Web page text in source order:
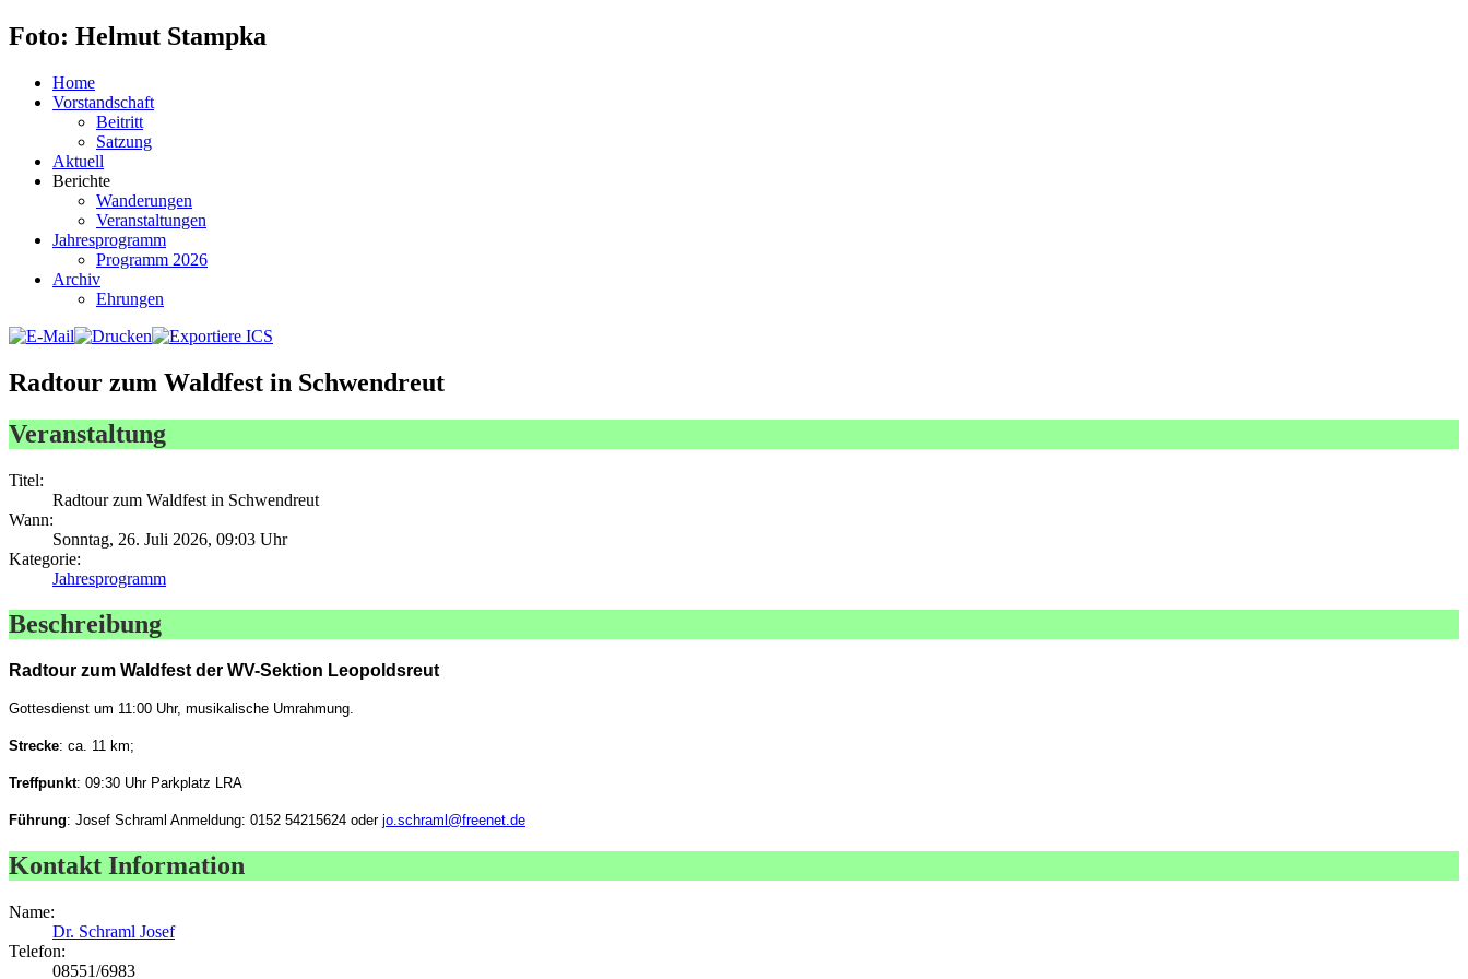
Foto: Helmut Stampka
Home
Vorstandschaft
Beitritt
Satzung
Aktuell
Berichte
Wanderungen
Veranstaltungen
Jahresprogramm
Programm 2026
Archiv
Ehrungen
Radtour zum Waldfest in Schwendreut
Veranstaltung
Titel:
Radtour zum Waldfest in Schwendreut
Wann:
Sonntag, 26. Juli 2026, 09:03 Uhr
Kategorie:
Jahresprogramm
Beschreibung
Radtour zum Waldfest der WV-Sektion Leopoldsreut
Gottesdienst um 11:00 Uhr, musikalische Umrahmung.
Strecke: ca. 11 km;
Treffpunkt: 09:30 Uhr Parkplatz LRA
Führung: Josef Schraml Anmeldung: 0152 54215624 oder jo.schraml@freenet.de
Kontakt Information
Name:
Dr. Schraml Josef
Telefon:
08551/6983